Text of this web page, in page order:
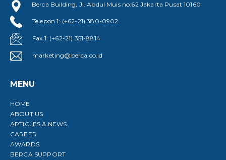
Berca Building, Jl. Abdul Muis no.62 Jakarta Pusat 10160
Telepon 1: (+62-21) 380-0902
Fax 1: (+62-21) 351-8814
marketing@berca.co.id
MENU
HOME
ABOUT US
ARTICLES & NEWS
CAREER
AWARDS
BERCA SUPPORT